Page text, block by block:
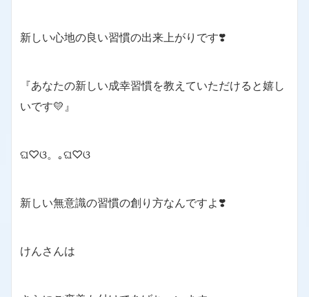
新しい心地の良い習慣の出来上がりです❣️
『あなたの新しい成幸習慣を教えていただけると嬉し
いです💛』
ଘ♡ଓ。｡ଘ♡ଓ
新しい無意識の習慣の創り方なんですよ❣️
けんさんは